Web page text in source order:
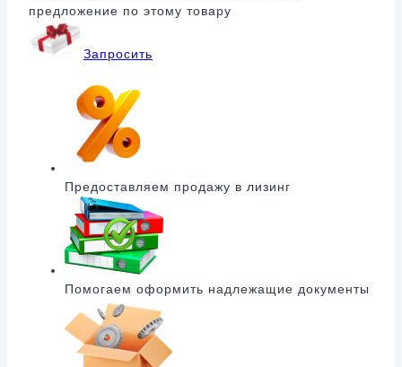
предложение по этому товару
Запросить
Предоставляем продажу в лизинг
Помогаем оформить надлежащие документы